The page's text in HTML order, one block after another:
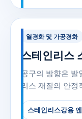
열경화 및 가공경화
스테인리스
공구의 방향은
리스 재질의 안
스테인리스강용